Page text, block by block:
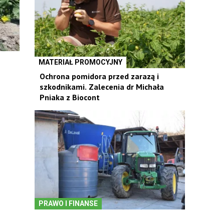
MATERIAŁ PROMOCYJNY
Ochrona pomidora przed zarazą i
szkodnikami. Zalecenia dr Michała
Pniaka z Biocont
PRAWO I FINANSE